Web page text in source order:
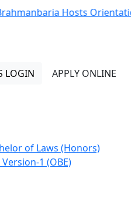
Hosts
LOGIN
APPLY ONLINE
of Laws (Honors)
Version-1 (OBE)